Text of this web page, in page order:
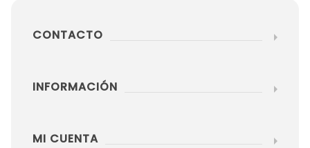
CONTACTO
INFORMACIÓN
MI CUENTA